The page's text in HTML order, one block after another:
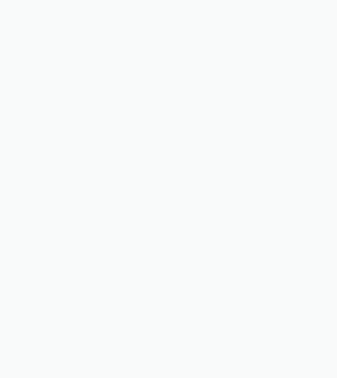
der
Themenbearbeitungen
sein können.
topics
2024